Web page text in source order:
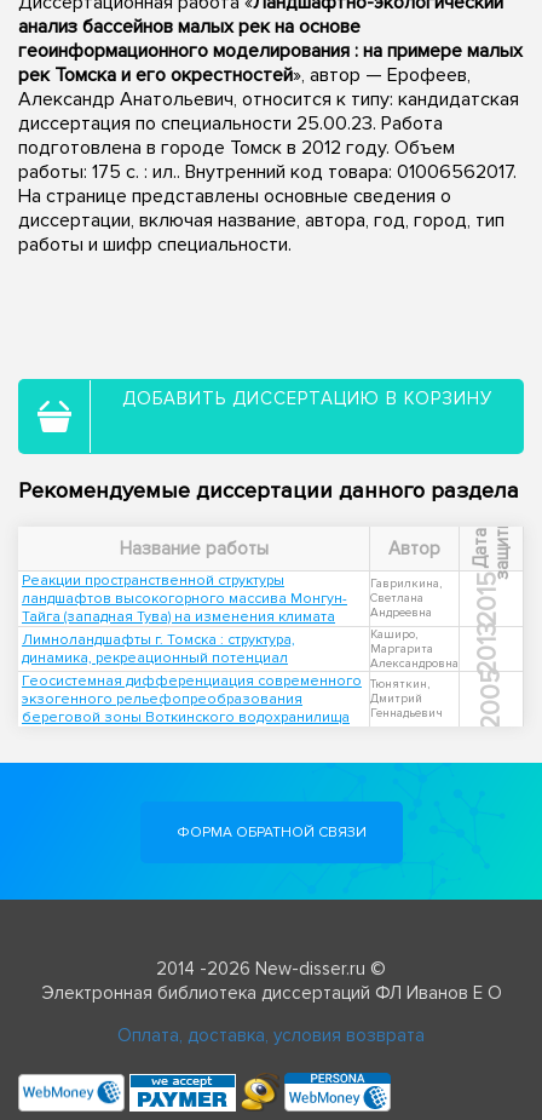
анализ бассейнов малых рек на основе
геоинформационного моделирования : на примере малых
рек Томска и его окрестностей», автор — Ерофеев,
Александр Анатольевич, относится к типу: кандидатская
диссертация по специальности 25.00.23. Работа
подготовлена в городе Томск в 2012 году. Объем
работы: 175 с. : ил.. Внутренний код товара: 01006562017.
На странице представлены основные сведения о
диссертации, включая название, автора, год, город, тип
работы и шифр специальности.
ДОБАВИТЬ ДИССЕРТАЦИЮ В КОРЗИНУ
Рекомендуемые диссертации данного раздела
Название работы Автор Д
а
т
а
з
а
щ
и
т ы
Реакции пространственной структуры
ландшафтов высокогорного массива Монгун-
Тайга (западная Тува) на изменения климата
Гаврилкина,
Светлана
Андреевна
2015
Лимноландшафты г. Томска : структура,
динамика, рекреационный потенциал
Каширо,
Маргарита
Александровна
2013
Геосистемная дифференциация современного
экзогенного рельефопреобразования
береговой зоны Воткинского водохранилища
Тюняткин,
Дмитрий
Геннадьевич
2005
ФОРМА ОБРАТНОЙ СВЯЗИ
2014 -2026 New-disser.ru ©
Электронная библиотека диссертаций ФЛ Иванов Е О
Оплата, доставка, условия возврата